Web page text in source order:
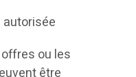
autorisée
ou les
être